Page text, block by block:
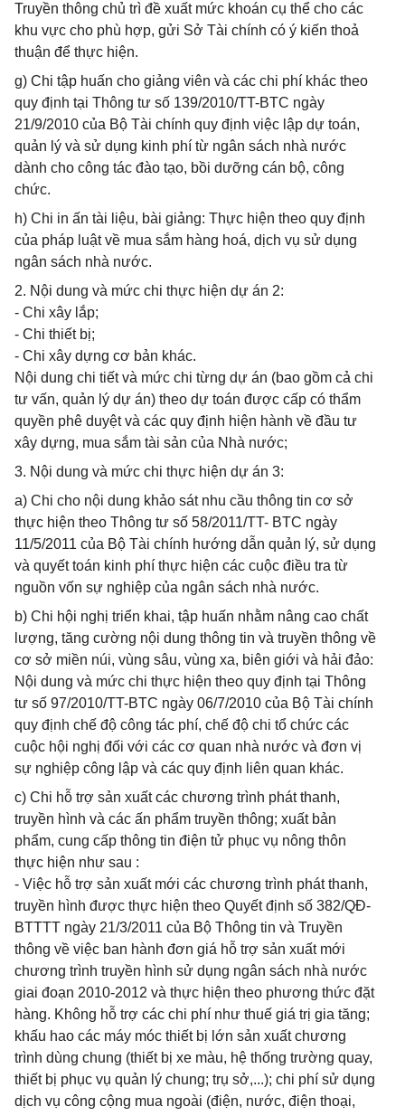
Truyền thông chủ trì đề xuất mức khoán cụ thể cho các
khu vực cho phù hợp, gửi Sở Tài chính có ý kiến thoả
thuận để thực hiện.
g) Chi tập huấn cho giảng viên và các chi phí khác theo
quy định tại Thông tư số 139/2010/TT-BTC ngày
21/9/2010 của Bộ Tài chính quy định việc lập dự toán,
quản lý và sử dụng kinh phí từ ngân sách nhà nước
dành cho công tác đào tạo, bồi dưỡng cán bộ, công
chức.
h) Chi in ấn tài liệu, bài giảng: Thực hiện theo quy định
của pháp luật về mua sắm hàng hoá, dịch vụ sử dụng
ngân sách nhà nước.
2. Nội dung và mức chi thực hiện dự án 2:
- Chi xây lắp;
- Chi thiết bị;
- Chi xây dựng cơ bản khác.
Nội dung chi tiết và mức chi từng dự án (bao gồm cả chi
tư vấn, quản lý dự án) theo dự toán được cấp có thẩm
quyền phê duyệt và các quy định hiện hành về đầu tư
xây dựng, mua sắm tài sản của Nhà nước;
3. Nội dung và mức chi thực hiện dự án 3:
a) Chi cho nội dung khảo sát nhu cầu thông tin cơ sở
thực hiện theo Thông tư số 58/2011/TT- BTC ngày
11/5/2011 của Bộ Tài chính hướng dẫn quản lý, sử dụng
và quyết toán kinh phí thực hiện các cuộc điều tra từ
nguồn vốn sự nghiệp của ngân sách nhà nước.
b) Chi hội nghị triển khai, tập huấn nhằm nâng cao chất
lượng, tăng cường nội dung thông tin và truyền thông về
cơ sở miền núi, vùng sâu, vùng xa, biên giới và hải đảo:
Nội dung và mức chi thực hiện theo quy định tại Thông
tư số 97/2010/TT-BTC ngày 06/7/2010 của Bộ Tài chính
quy định chế độ công tác phí, chế độ chi tổ chức các
cuộc hội nghị đối với các cơ quan nhà nước và đơn vị
sự nghiệp công lập và các quy định liên quan khác.
c) Chi hỗ trợ sản xuất các chương trình phát thanh,
truyền hình và các ấn phẩm truyền thông; xuất bản
phẩm, cung cấp thông tin điện tử phục vụ nông thôn
thực hiện như sau :
- Việc hỗ trợ sản xuất mới các chương trình phát thanh,
truyền hình được thực hiện theo Quyết định số 382/QĐ-
BTTTT ngày 21/3/2011 của Bộ Thông tin và Truyền
thông về việc ban hành đơn giá hỗ trợ sản xuất mới
chương trình truyền hình sử dụng ngân sách nhà nước
giai đoạn 2010-2012 và thực hiện theo phương thức đặt
hàng. Không hỗ trợ các chi phí như thuế giá trị gia tăng;
khấu hao các máy móc thiết bị lớn sản xuất chương
trình dùng chung (thiết bị xe màu, hệ thống trường quay,
thiết bị phục vụ quản lý chung; trụ sở,...); chi phí sử dụng
dịch vụ công cộng mua ngoài (điện, nước, điện thoại,